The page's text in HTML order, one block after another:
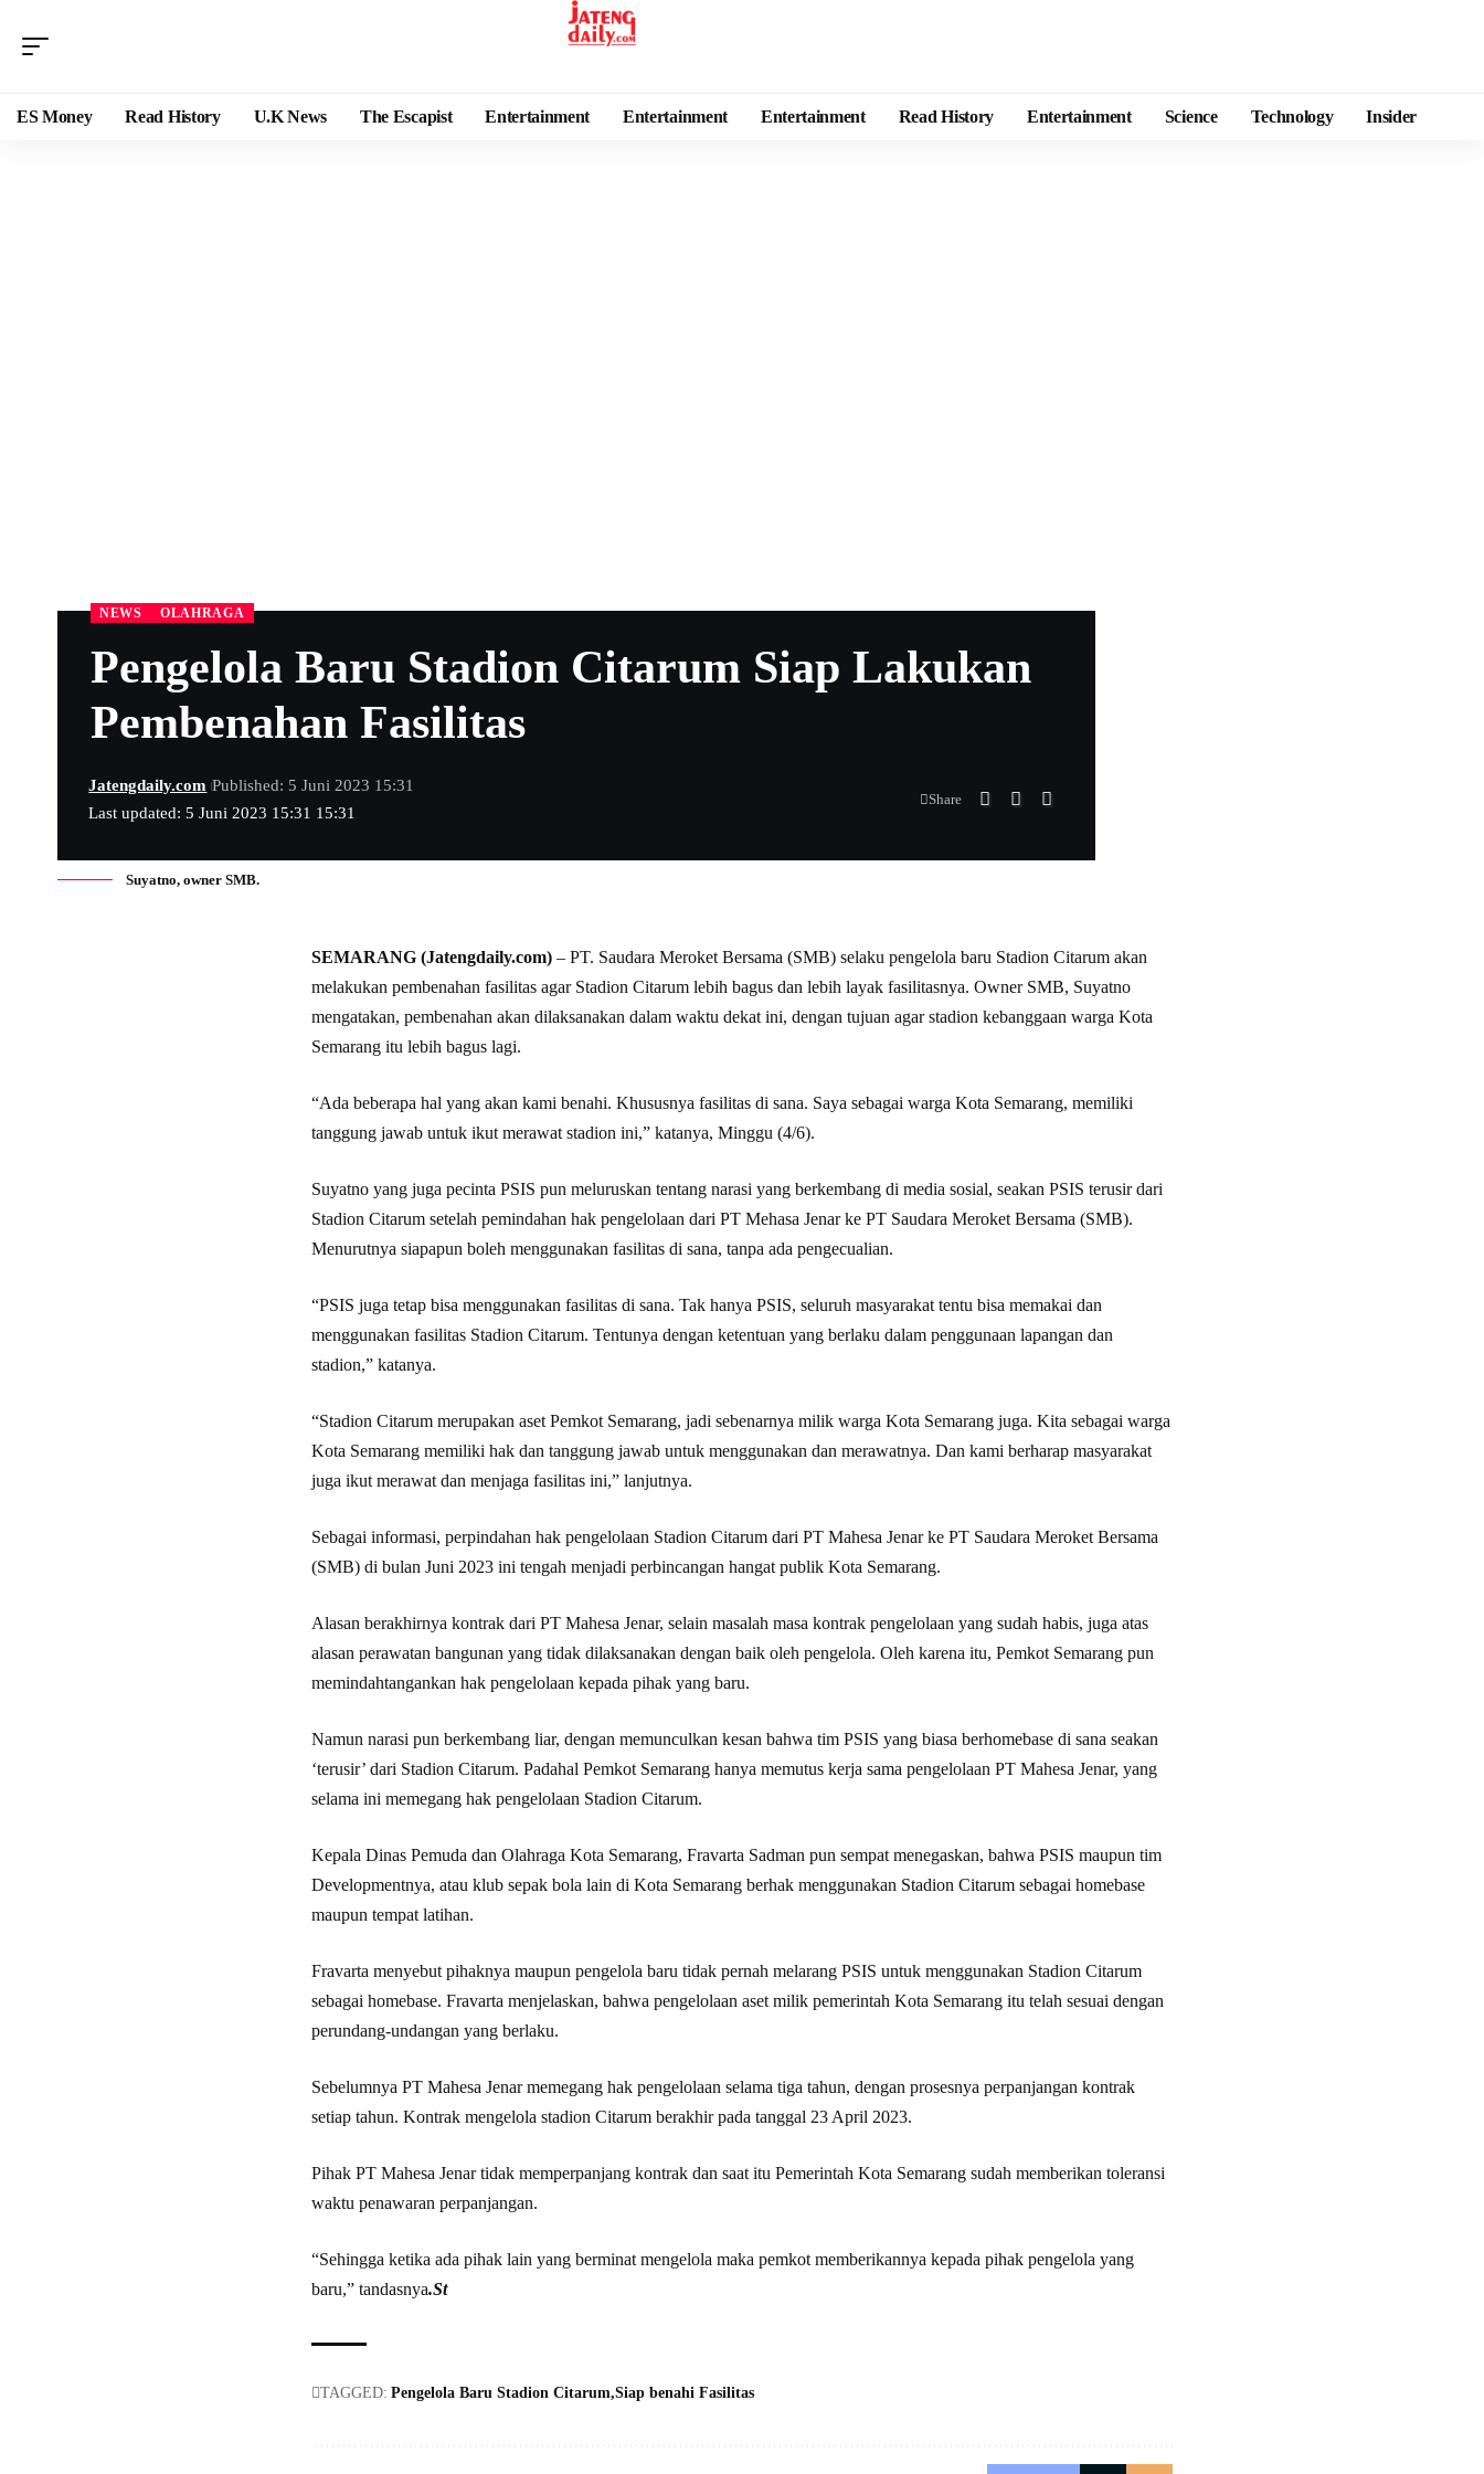
ES Money Read History U.K News The Escapist Entertainment Entertainment Entertainment Read History Entertainment Science Technology Insider
NEWS OLAHRAGA
Pengelola Baru Stadion Citarum Siap Lakukan
Pembenahan Fasilitas
Last updated: 5 Juni 2023 15:31 15:31
Jatengdaily.com Published: 5 Juni 2023 15:31
Share
Suyatno, owner SMB.
SEMARANG (Jatengdaily.com) – PT. Saudara Meroket Bersama (SMB) selaku pengelola baru Stadion Citarum akan
melakukan pembenahan fasilitas agar Stadion Citarum lebih bagus dan lebih layak fasilitasnya. Owner SMB, Suyatno
mengatakan, pembenahan akan dilaksanakan dalam waktu dekat ini, dengan tujuan agar stadion kebanggaan warga Kota
Semarang itu lebih bagus lagi.
“Ada beberapa hal yang akan kami benahi. Khususnya fasilitas di sana. Saya sebagai warga Kota Semarang, memiliki
tanggung jawab untuk ikut merawat stadion ini,” katanya, Minggu (4/6).
Suyatno yang juga pecinta PSIS pun meluruskan tentang narasi yang berkembang di media sosial, seakan PSIS terusir dari
Stadion Citarum setelah pemindahan hak pengelolaan dari PT Mehasa Jenar ke PT Saudara Meroket Bersama (SMB).
Menurutnya siapapun boleh menggunakan fasilitas di sana, tanpa ada pengecualian.
“PSIS juga tetap bisa menggunakan fasilitas di sana. Tak hanya PSIS, seluruh masyarakat tentu bisa memakai dan
menggunakan fasilitas Stadion Citarum. Tentunya dengan ketentuan yang berlaku dalam penggunaan lapangan dan
stadion,” katanya.
“Stadion Citarum merupakan aset Pemkot Semarang, jadi sebenarnya milik warga Kota Semarang juga. Kita sebagai warga
Kota Semarang memiliki hak dan tanggung jawab untuk menggunakan dan merawatnya. Dan kami berharap masyarakat
juga ikut merawat dan menjaga fasilitas ini,” lanjutnya.
Sebagai informasi, perpindahan hak pengelolaan Stadion Citarum dari PT Mahesa Jenar ke PT Saudara Meroket Bersama
(SMB) di bulan Juni 2023 ini tengah menjadi perbincangan hangat publik Kota Semarang.
Alasan berakhirnya kontrak dari PT Mahesa Jenar, selain masalah masa kontrak pengelolaan yang sudah habis, juga atas
alasan perawatan bangunan yang tidak dilaksanakan dengan baik oleh pengelola. Oleh karena itu, Pemkot Semarang pun
memindahtangankan hak pengelolaan kepada pihak yang baru.
Namun narasi pun berkembang liar, dengan memunculkan kesan bahwa tim PSIS yang biasa berhomebase di sana seakan
‘terusir’ dari Stadion Citarum. Padahal Pemkot Semarang hanya memutus kerja sama pengelolaan PT Mahesa Jenar, yang
selama ini memegang hak pengelolaan Stadion Citarum.
Kepala Dinas Pemuda dan Olahraga Kota Semarang, Fravarta Sadman pun sempat menegaskan, bahwa PSIS maupun tim
Developmentnya, atau klub sepak bola lain di Kota Semarang berhak menggunakan Stadion Citarum sebagai homebase
maupun tempat latihan.
Fravarta menyebut pihaknya maupun pengelola baru tidak pernah melarang PSIS untuk menggunakan Stadion Citarum
sebagai homebase. Fravarta menjelaskan, bahwa pengelolaan aset milik pemerintah Kota Semarang itu telah sesuai dengan
perundang-undangan yang berlaku.
Sebelumnya PT Mahesa Jenar memegang hak pengelolaan selama tiga tahun, dengan prosesnya perpanjangan kontrak
setiap tahun. Kontrak mengelola stadion Citarum berakhir pada tanggal 23 April 2023.
Pihak PT Mahesa Jenar tidak memperpanjang kontrak dan saat itu Pemerintah Kota Semarang sudah memberikan toleransi
waktu penawaran perpanjangan.
“Sehingga ketika ada pihak lain yang berminat mengelola maka pemkot memberikannya kepada pihak pengelola yang
baru,” tandasnya.St
TAGGED: Pengelola Baru Stadion Citarum Siap benahi Fasilitas